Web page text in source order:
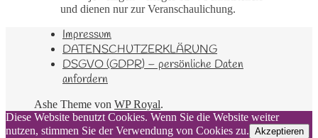
und dienen nur zur Veranschaulichung.
Impressum
DATENSCHUTZERKLÄRUNG
DSGVO (GDPR) – persönliche Daten
anfordern
Ashe Theme von WP Royal.
Diese Website benutzt Cookies. Wenn Sie die Website weiter
nutzen, stimmen Sie der Verwendung von Cookies zu. Akzeptieren